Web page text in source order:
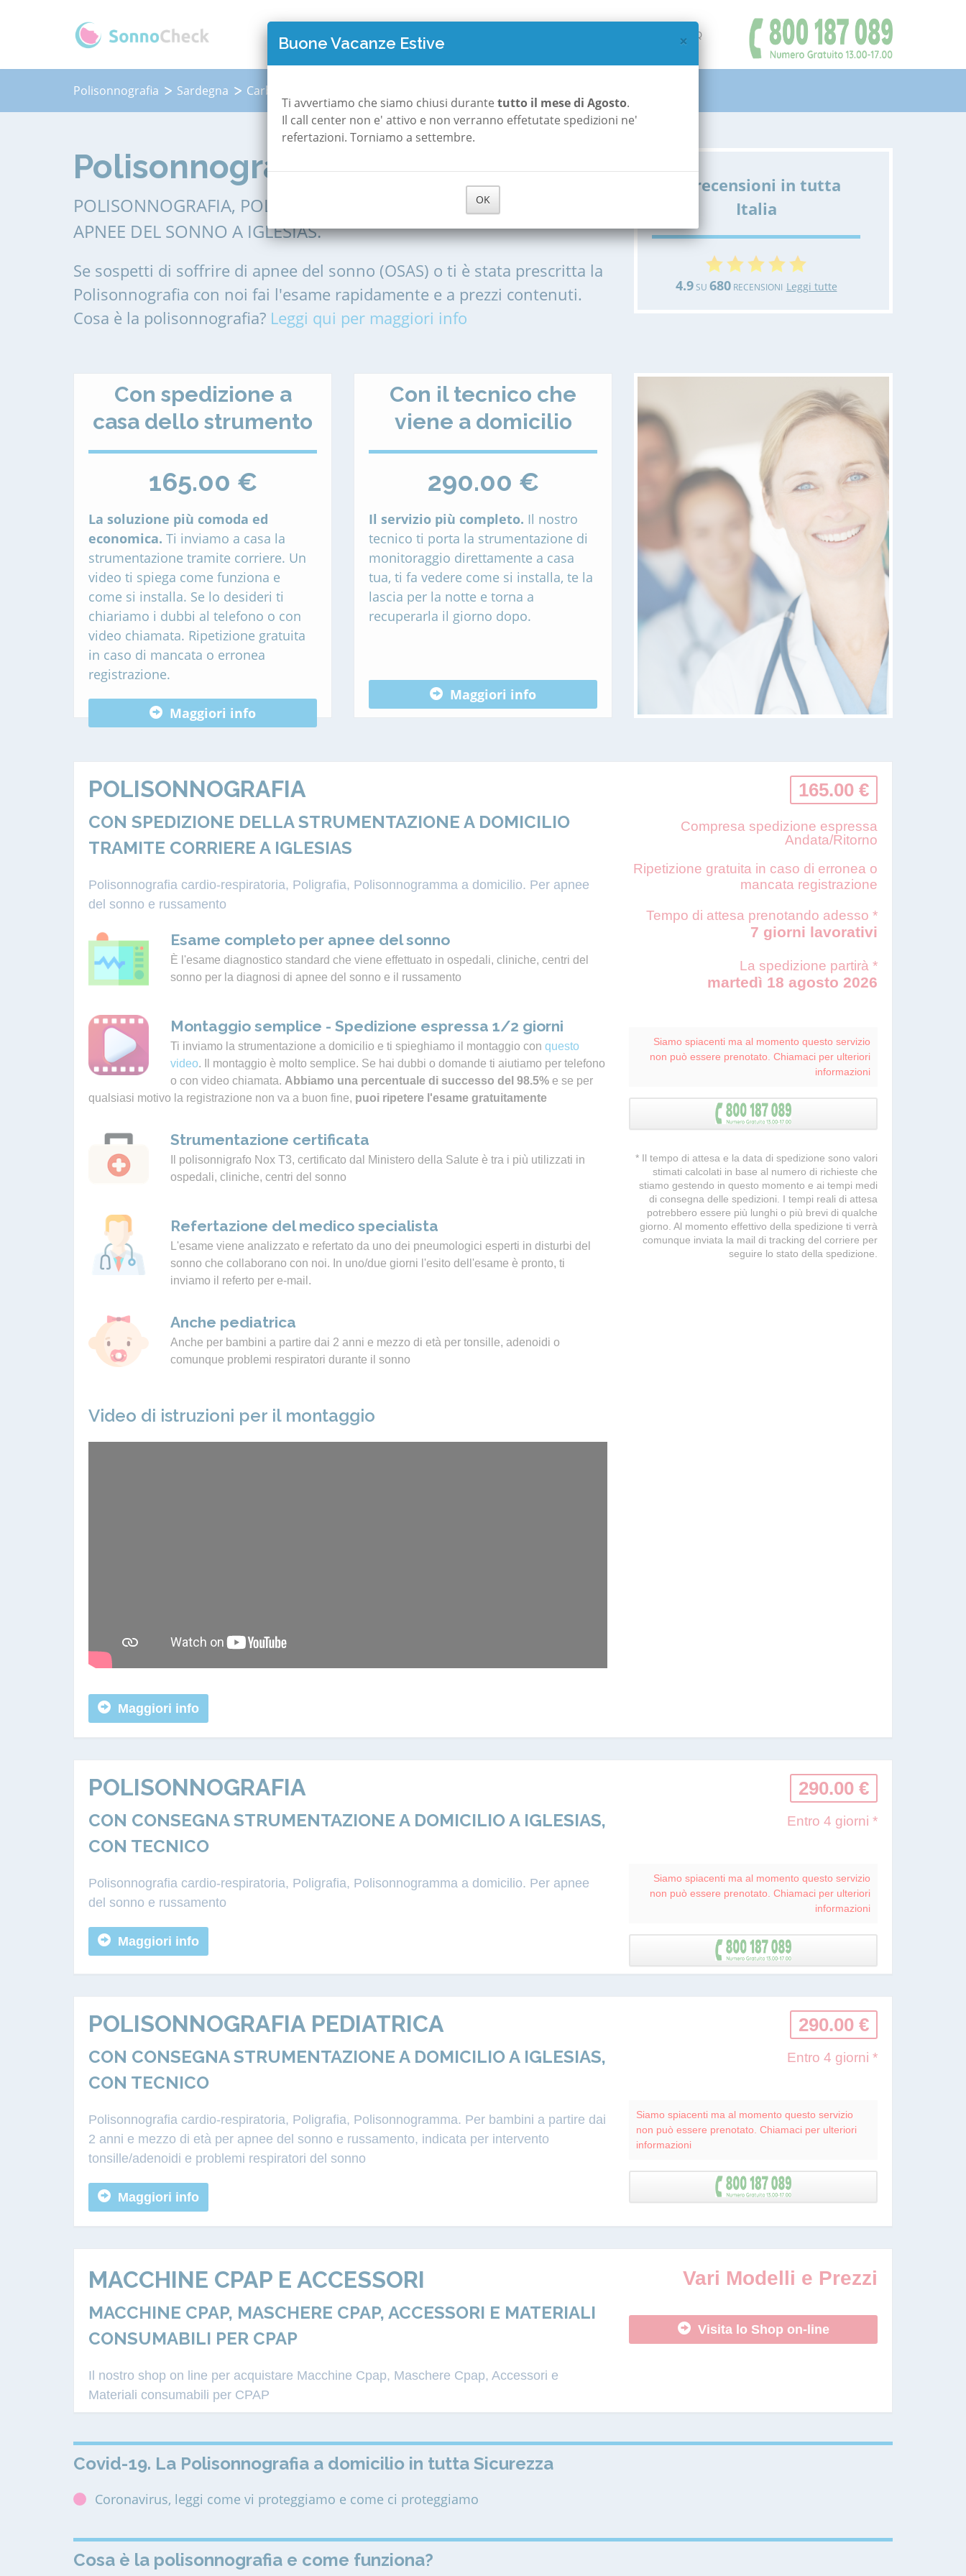
QUANTO COSTA POLISONNOGRAFIA FAQ
Polisonnografia Sardegna Carbonia
Polisonnografia a Iglesias
POLISONNOGRAFIA, POLIGRAFIA, POLISONNOGRAMMA PER LE
APNEE DEL SONNO A IGLESIAS.
Se sospetti di soffrire di apnee del sonno (OSAS) o ti è stata prescritta la
Polisonnografia con noi fai l'esame rapidamente e a prezzi contenuti.
Cosa è la polisonnografia? Leggi qui per maggiori info
Le recensioni in tutta
Italia
4.9SU 680RECENSIONI Leggi tutte
Con spedizione a
casa dello strumento
165.00 €
La soluzione più comoda ed
economica. Ti inviamo a casa la
strumentazione tramite corriere. Un
video ti spiega come funziona e
come si installa. Se lo desideri ti
chiariamo i dubbi al telefono o con
video chiamata. Ripetizione gratuita
in caso di mancata o erronea
registrazione.
Maggiori info
Con il tecnico che
viene a domicilio
290.00 €
Il servizio più completo. Il nostro
tecnico ti porta la strumentazione di
monitoraggio direttamente a casa
tua, ti fa vedere come si installa, te la
lascia per la notte e torna a
recuperarla il giorno dopo.
Maggiori info
POLISONNOGRAFIA
CON SPEDIZIONE DELLA STRUMENTAZIONE A DOMICILIO
TRAMITE CORRIERE A IGLESIAS
Polisonnografia cardio-respiratoria, Poligrafia, Polisonnogramma a domicilio. Per apnee
del sonno e russamento
Esame completo per apnee del sonno
È l'esame diagnostico standard che viene effettuato in ospedali, cliniche, centri del
sonno per la diagnosi di apnee del sonno e il russamento
Montaggio semplice - Spedizione espressa 1/2 giorni
Ti inviamo la strumentazione a domicilio e ti spieghiamo il montaggio con questo
video. Il montaggio è molto semplice. Se hai dubbi o domande ti aiutiamo per telefono
o con video chiamata. Abbiamo una percentuale di successo del 98.5% e se per
qualsiasi motivo la registrazione non va a buon fine, puoi ripetere l'esame gratuitamente
Strumentazione certificata
Il polisonnigrafo Nox T3, certificato dal Ministero della Salute è tra i più utilizzati in
ospedali, cliniche, centri del sonno
Refertazione del medico specialista
L'esame viene analizzato e refertato da uno dei pneumologici esperti in disturbi del
sonno che collaborano con noi. In uno/due giorni l'esito dell'esame è pronto, ti
inviamo il referto per e-mail.
Anche pediatrica
Anche per bambini a partire dai 2 anni e mezzo di età per tonsille, adenoidi o
comunque problemi respiratori durante il sonno
Video di istruzioni per il montaggio
Maggiori info
165.00 €
Compresa spedizione espressa
Andata/Ritorno
Ripetizione gratuita in caso di erronea o
mancata registrazione
Tempo di attesa prenotando adesso *
7 giorni lavorativi
La spedizione partirà *
martedì 18 agosto 2026
Siamo spiacenti ma al momento questo servizio
non può essere prenotato. Chiamaci per ulteriori
informazioni
* Il tempo di attesa e la data di spedizione sono valori
stimati calcolati in base al numero di richieste che
stiamo gestendo in questo momento e ai tempi medi
di consegna delle spedizioni. I tempi reali di attesa
potrebbero essere più lunghi o più brevi di qualche
giorno. Al momento effettivo della spedizione ti verrà
comunque inviata la mail di tracking del corriere per
seguire lo stato della spedizione.
POLISONNOGRAFIA
CON CONSEGNA STRUMENTAZIONE A DOMICILIO A IGLESIAS,
CON TECNICO
Polisonnografia cardio-respiratoria, Poligrafia, Polisonnogramma a domicilio. Per apnee
del sonno e russamento
Maggiori info
290.00 €
Entro 4 giorni *
Siamo spiacenti ma al momento questo servizio
non può essere prenotato. Chiamaci per ulteriori
informazioni
POLISONNOGRAFIA PEDIATRICA
CON CONSEGNA STRUMENTAZIONE A DOMICILIO A IGLESIAS,
CON TECNICO
Polisonnografia cardio-respiratoria, Poligrafia, Polisonnogramma. Per bambini a partire dai
2 anni e mezzo di età per apnee del sonno e russamento, indicata per intervento
tonsille/adenoidi e problemi respiratori del sonno
Maggiori info
290.00 €
Entro 4 giorni *
Siamo spiacenti ma al momento questo servizio
non può essere prenotato. Chiamaci per ulteriori
informazioni
MACCHINE CPAP E ACCESSORI
MACCHINE CPAP, MASCHERE CPAP, ACCESSORI E MATERIALI
CONSUMABILI PER CPAP
Il nostro shop on line per acquistare Macchine Cpap, Maschere Cpap, Accessori e
Materiali consumabili per CPAP
Vari Modelli e Prezzi
Visita lo Shop on-line
Covid-19. La Polisonnografia a domicilio in tutta Sicurezza
Coronavirus, leggi come vi proteggiamo e come ci proteggiamo
Cosa è la polisonnografia e come funziona?
×
Buone Vacanze Estive
Ti avvertiamo che siamo chiusi durante tutto il mese di Agosto.
Il call center non e' attivo e non verranno effetutate spedizioni ne'
refertazioni. Torniamo a settembre.
OK